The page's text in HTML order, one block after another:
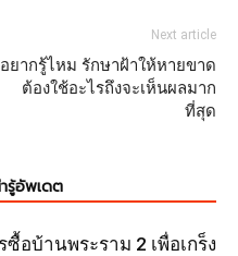
Next article
อยากรู้ไหม รักษาฝ้าให้หายขาด
ต้องใช้อะไรถึงจะเห็นผลมาก
ที่สุด
รู้อัพเดต
อบ้านพระราม 2 เพื่อเกร็ง